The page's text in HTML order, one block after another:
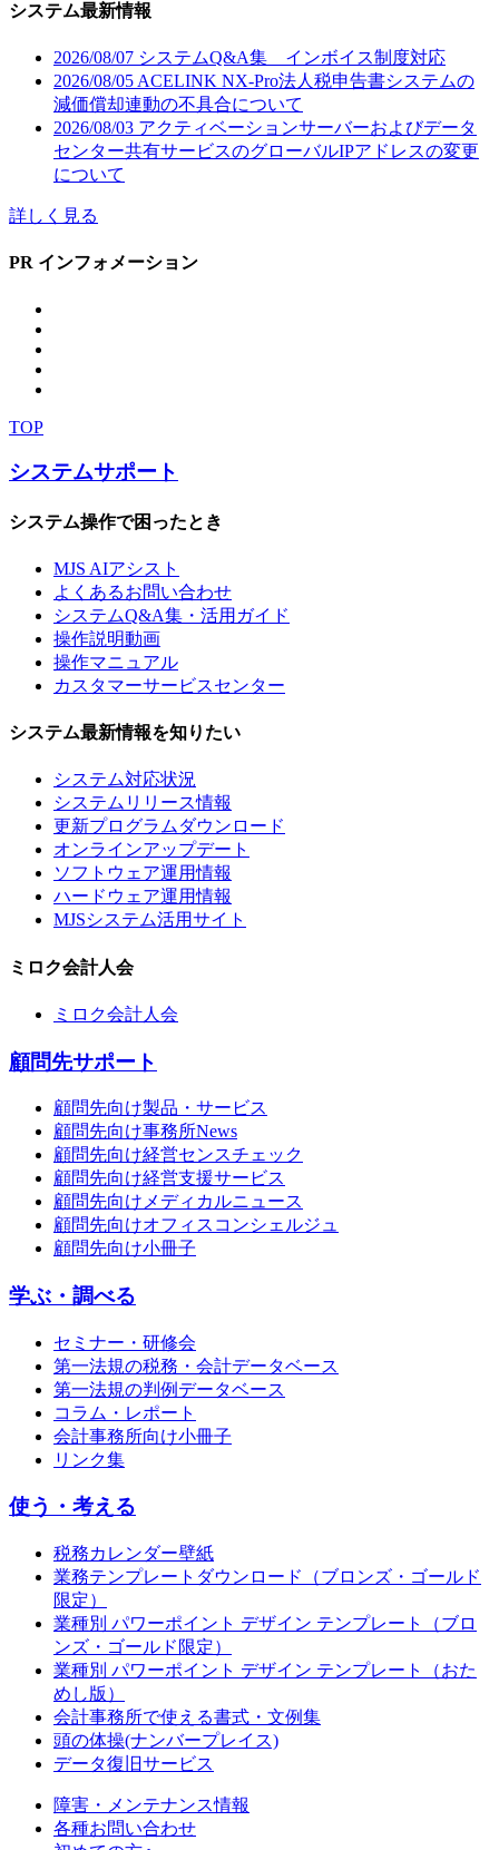
システム最新情報
2026/08/07 システムQ&A集 インボイス制度対応
2026/08/05 ACELINK NX-Pro法人税申告書システムの
減価償却連動の不具合について
2026/08/03 アクティベーションサーバーおよびデータ
センター共有サービスのグローバルIPアドレスの変更
について
詳しく見る
PR インフォメーション
TOP
システムサポート
システム操作で困ったとき
MJS AIアシスト
よくあるお問い合わせ
システムQ&A集・活用ガイド
操作説明動画
操作マニュアル
カスタマーサービスセンター
システム最新情報を知りたい
システム対応状況
システムリリース情報
更新プログラムダウンロード
オンラインアップデート
ソフトウェア運用情報
ハードウェア運用情報
MJSシステム活用サイト
ミロク会計人会
ミロク会計人会
顧問先サポート
顧問先向け製品・サービス
顧問先向け事務所News
顧問先向け経営センスチェック
顧問先向け経営支援サービス
顧問先向けメディカルニュース
顧問先向けオフィスコンシェルジュ
顧問先向け小冊子
学ぶ・調べる
セミナー・研修会
第一法規の税務・会計データベース
第一法規の判例データベース
コラム・レポート
会計事務所向け小冊子
リンク集
使う・考える
税務カレンダー壁紙
業務テンプレートダウンロード（ブロンズ・ゴールド
限定）
業種別 パワーポイント デザイン テンプレート（ブロ
ンズ・ゴールド限定）
業種別 パワーポイント デザイン テンプレート（おた
めし版）
会計事務所で使える書式・文例集
頭の体操(ナンバープレイス)
データ復旧サービス
障害・メンテナンス情報
各種お問い合わせ